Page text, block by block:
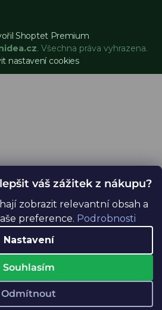
váš zážitek z nákupu?
zobrazit relevantní obsah a
preference. Podrobnosti
Nastavení
Odmítnout
Souhlasím
Shoptet Premium
. Všechna práva vyhrazena.
nastavení cookies